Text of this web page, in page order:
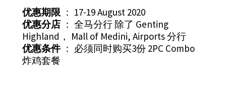
优惠期限 ： 17-19 August 2020
优惠分店 ： 全马分行 除了 Genting
Highland， Mall of Medini, Airports 分行
优惠条件： 必须同时购买3份 2PC Combo
炸鸡套餐